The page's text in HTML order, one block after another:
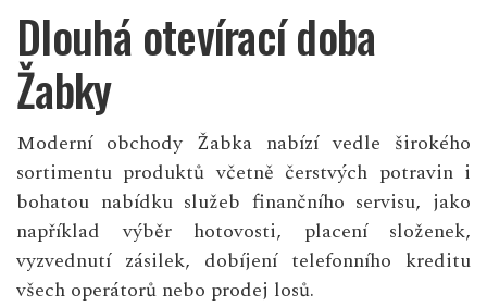
Dlouhá otevírací doba
Žabky
Moderní obchody Žabka nabízí vedle širokého
sortimentu produktů včetně čerstvých potravin i
bohatou nabídku služeb finančního servisu, jako
například výběr hotovosti, placení složenek,
vyzvednutí zásilek, dobíjení telefonního kreditu
všech operátorů nebo prodej losů.